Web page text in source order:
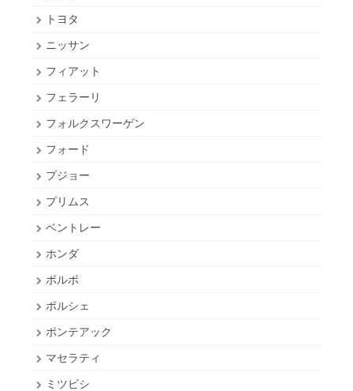
トヨタ
ニッサン
フィアット
フェラーリ
フォルクスワーゲン
フォード
プジョー
プリムス
ベントレー
ホンダ
ボルボ
ポルシェ
ポンテアック
マセラティ
ミツビシ